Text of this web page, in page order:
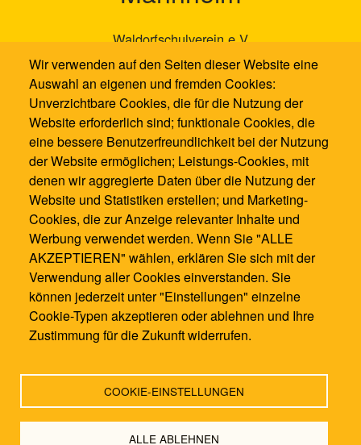
Waldorfschulverein e.V
Neckarauer Waldweg 131
68199 Mannheim
0621 / 1286100
0621 / 12861021
info@waldorfschule-mannheim.de
Kontakt|Impressum|Datenschutzbestimmung|Login
byEndo7
Wir verwenden auf den Seiten dieser Website eine
Auswahl an eigenen und fremden Cookies:
Unverzichtbare Cookies, die für die Nutzung der
Website erforderlich sind; funktionale Cookies, die
eine bessere Benutzerfreundlichkeit bei der Nutzung
der Website ermöglichen; Leistungs-Cookies, mit
denen wir aggregierte Daten über die Nutzung der
Website und Statistiken erstellen; und Marketing-
Cookies, die zur Anzeige relevanter Inhalte und
Werbung verwendet werden. Wenn Sie "ALLE
AKZEPTIEREN" wählen, erklären Sie sich mit der
Verwendung aller Cookies einverstanden. Sie
können jederzeit unter "Einstellungen" einzelne
Cookie-Typen akzeptieren oder ablehnen und Ihre
Zustimmung für die Zukunft widerrufen.
COOKIE-EINSTELLUNGEN
ALLE ABLEHNEN